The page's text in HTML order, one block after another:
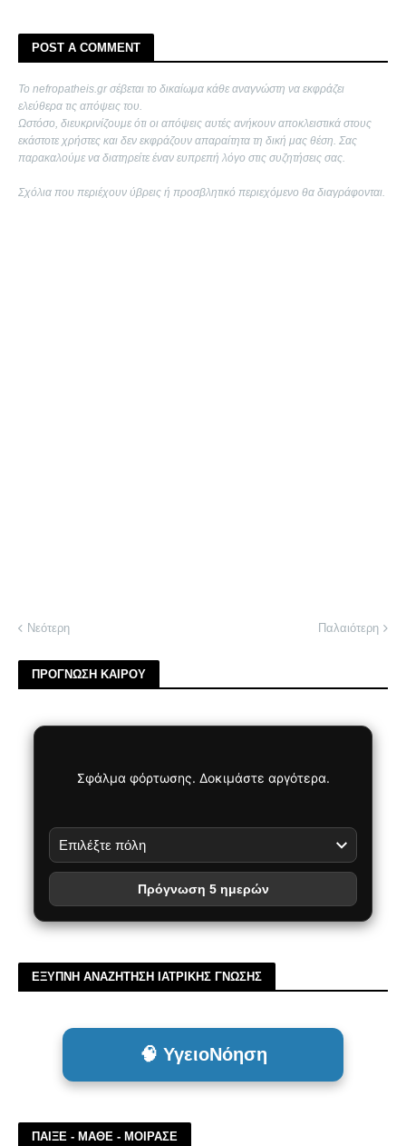
POST A COMMENT
Το nefropatheis.gr σέβεται το δικαίωμα κάθε αναγνώστη να εκφράζει
ελεύθερα τις απόψεις του.
Ωστόσο, διευκρινίζουμε ότι οι απόψεις αυτές ανήκουν αποκλειστικά στους
εκάστοτε χρήστες και δεν εκφράζουν απαραίτητα τη δική μας θέση. Σας
παρακαλούμε να διατηρείτε έναν ευπρεπή λόγο στις συζητήσεις σας.
Σχόλια που περιέχουν ύβρεις ή προσβλητικό περιεχόμενο θα διαγράφονται.
Νεότερη Παλαιότερη
ΠΡΟΓΝΩΣΗ ΚΑΙΡΟΥ
Σφάλμα φόρτωσης. Δοκιμάστε αργότερα.
Πρόγνωση 5 ημερών
ΕΞΥΠΝΗ ΑΝΑΖΗΤΗΣΗ ΙΑΤΡΙΚΗΣ ΓΝΩΣΗΣ
🧠 ΥγειοΝόηση
ΠΑΙΞΕ - ΜΑΘΕ - ΜΟΙΡΑΣΕ